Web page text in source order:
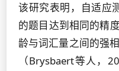
该研究表明，自适应
的题目达到相同的精
龄与词汇量之间的强
（Brysbaert等人，